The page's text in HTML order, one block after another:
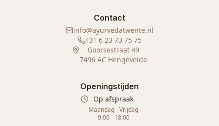
Contact
info@ayurvedatwente.nl
+31 6 23 73 75 75
Goorsestraat 49
7496 AC Hengevelde
Openingstijden
Op afspraak
Maandag - Vrijdag
9:00 - 18:00